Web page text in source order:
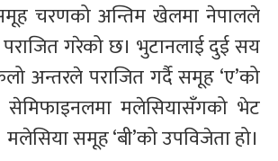
समूह चरणको अन्तिम खेलमा नेपालले
गरेको छ। भुटानलाई दुई सय
अन्तरले पराजित गर्दै समूह ‘ए’को
मलेसियासँगको भेट
समूह ‘बी’को उपविजेता हो।